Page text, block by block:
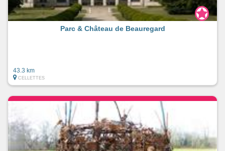
Parc & Château de Beauregard
43.3 km
CELLETTES